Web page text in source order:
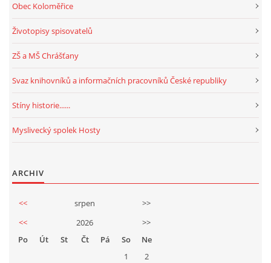
Obec Koloměřice
Životopisy spisovatelů
ZŠ a MŠ Chrášťany
Svaz knihovníků a informačních pracovníků České republiky
Stíny historie......
Myslivecký spolek Hosty
ARCHIV
<< srpen
>>
<<
2026
>>
Po
Út St Čt Pá So
Ne
1
2